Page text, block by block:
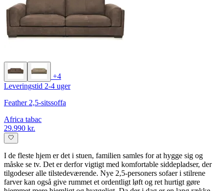
+4
Leveringstid 2-4 uger
Feather 2,5-sitssoffa
Africa tabac
29.990 kr.
I de fleste hjem er det i stuen, familien samles for at hygge sig og
måske se tv. Det er derfor vigtigt med komfortable siddepladser, der
tilgodeser alle tilstedeværende. Nye 2,5-personers sofaer i stilrene
farver kan også give rummet et ordentligt løft og ret hurtigt gøre